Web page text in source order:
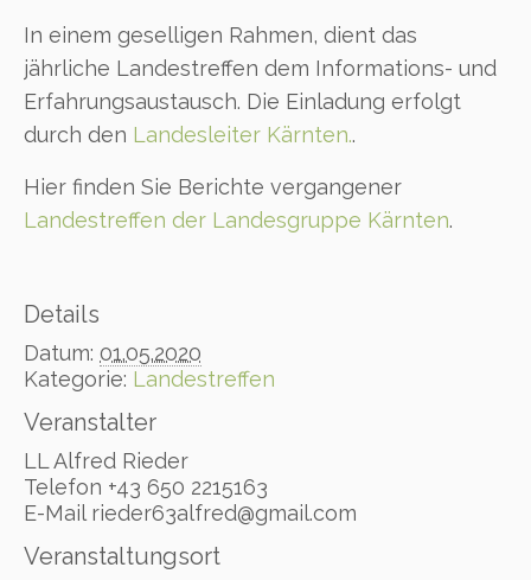
In einem geselligen Rahmen, dient das
jährliche Landestreffen dem Informations- und
Erfahrungsaustausch. Die Einladung erfolgt
durch den Landesleiter Kärnten..
Hier finden Sie Berichte vergangener
Landestreffen der Landesgruppe Kärnten.
Details
Datum: 01.05.2020
Kategorie: Landestreffen
Veranstaltungsort
Veranstalter
LL Alfred Rieder
Telefon +43 650 2215163
E-Mail rieder63alfred@gmail.com